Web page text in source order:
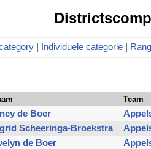
| Individuele categorie|
Team
de Boer
Scheeringa-Broekstra
de Boer